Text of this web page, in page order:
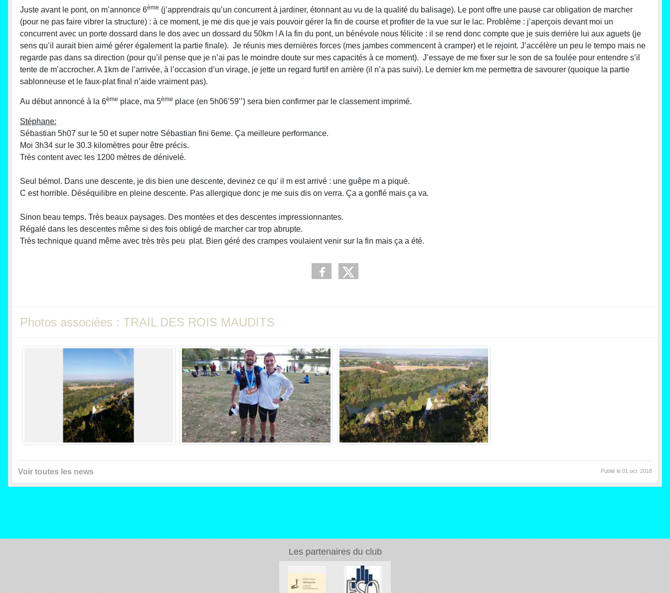
Juste avant le pont, on m’annonce 6ème (j’apprendrais qu’un concurrent à jardiner, étonnant au vu de la qualité du balisage). Le pont offre une pause car obligation de marcher
(pour ne pas faire vibrer la structure) : à ce moment, je me dis que je vais pouvoir gérer la fin de course et profiter de la vue sur le lac. Problème : j’aperçois devant moi un
concurrent avec un porte dossard dans le dos avec un dossard du 50km ! A la fin du pont, un bénévole nous félicite : il se rend donc compte que je suis derrière lui aux aguets (je
sens qu’il aurait bien aimé gérer également la partie finale). Je réunis mes dernières forces (mes jambes commencent à cramper) et le rejoint. J’accélère un peu le tempo mais ne
regarde pas dans sa direction (pour qu’il pense que je n’ai pas le moindre doute sur mes capacités à ce moment). J’essaye de me fixer sur le son de sa foulée pour entendre s’il
tente de m’accrocher. A 1km de l’arrivée, à l’occasion d’un virage, je jette un regard furtif en arrière (il n’a pas suivi). Le dernier km me permettra de savourer (quoique la partie
sablonneuse et le faux-plat final n’aide vraiment pas).
Au début annoncé à la 6ème place, ma 5ème place (en 5h06’59’’) sera bien confirmer par le classement imprimé.
Stéphane:
Sébastian 5h07 sur le 50 et super notre Sébastian fini 6eme. Ça meilleure performance.
Moi 3h34 sur le 30.3 kilomètres pour être précis.
Très content avec les 1200 mètres de dénivelé.
Seul bémol. Dans une descente, je dis bien une descente, devinez ce qu' il m est arrivé : une guêpe m a piqué.
C est horrible. Déséquilibre en pleine descente. Pas allergique donc je me suis dis on verra. Ça a gonflé mais ça va.
Sinon beau temps. Très beaux paysages. Des montées et des descentes impressionnantes.
Régalé dans les descentes même si des fois obligé de marcher car trop abrupte.
Très technique quand même avec très très peu plat. Bien géré des crampes voulaient venir sur la fin mais ça a été.
Photos associées : TRAIL DES ROIS MAUDITS
Voir toutes les news Publié le 01 oct. 2018
Les partenaires du club